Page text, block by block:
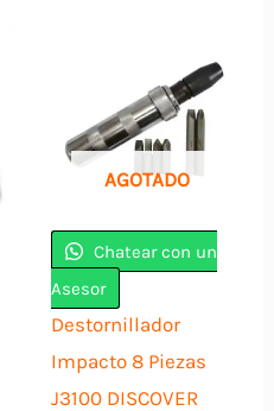
AGOTADO
Chatear con un
Asesor
Destornillador
Impacto 8 Piezas
J3100 DISCOVER